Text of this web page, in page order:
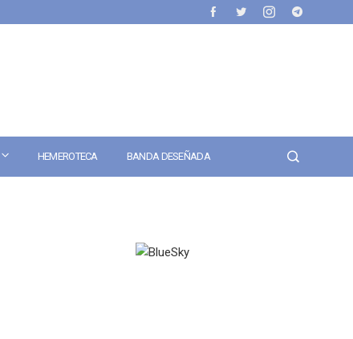
HEMEROTECA BANDA DESEÑADA